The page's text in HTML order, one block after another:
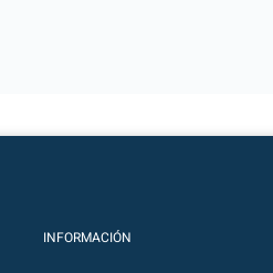
INFORMACIÓN